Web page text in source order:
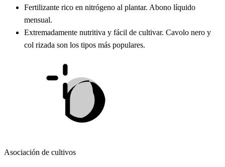
Fertilizante rico en nitrógeno al plantar. Abono líquido
mensual.
Extremadamente nutritiva y fácil de cultivar. Cavolo nero y
col rizada son los tipos más populares.
Asociación de cultivos